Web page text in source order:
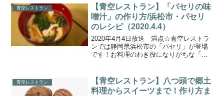
庫県淡路市の「ルッコラ・セルバチコ」
です。「苦味とコク...
青空レストラン
【青空レストラン】「パセリの味
噌汁」の作り方/浜松市・パセリ
のレシピ（2020.4.4）
2020年4月4日放送 満点☆青空レストラ
ンでは静岡県浜松市の「パセリ」が登場
です！お料理のわき役になりがちな「パ
し、パセリを使った絶品！アイデア料理
の数々を堪能しまし...
青空レストラン
【青空レストラン】八つ頭で郷土
料理からスイーツまで！作り方ま